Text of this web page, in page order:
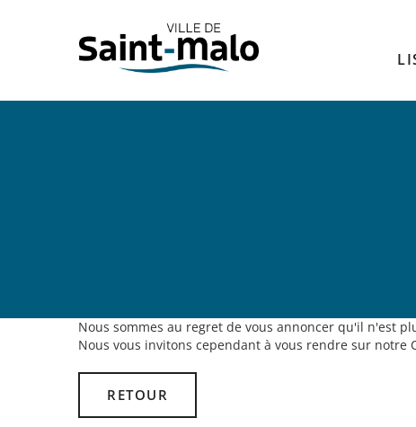
Nous sommes au regret de vous annoncer qu'il n'est
Nous vous invitons cependant à vous rendre sur notre
RETOUR